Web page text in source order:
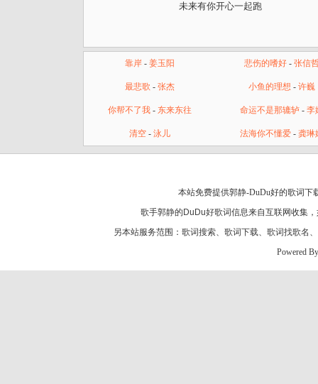
未来有你开心一起跑
靠岸- 姜玉阳 悲伤的嗜好- 张信
最悲歌 - 张杰 小鱼的理想 - 许巍
你帮不了我- 东来东往 命运不是那辘轳- 李
清空- 泳儿 法海你不懂爱- 龚琳
本站免费提供郭静-DuDu好的歌词下
歌手郭静的 DuDu好歌词信息来自互联网收集
另本站服务范围： 歌词搜索、 歌词下载、 歌词找歌名 、
Powered